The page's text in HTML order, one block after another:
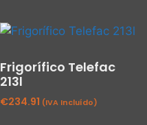
Frigorífico Telefac
213l
€234.91 (IVA Incluído)